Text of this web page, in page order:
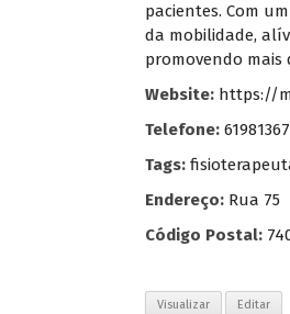
pacientes. Com
da mobilidade,
promovendo mais
Website: https://
Telefone:
Tags:
Endereço: Rua 75
Código Postal:
Visualizar Editar